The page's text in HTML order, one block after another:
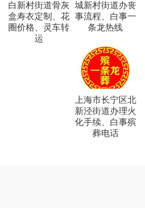
白新村街道骨灰
盒寿衣定制、花
圈价格、灵车转
运
城新村街道办丧
事流程、白事一
条龙热线
上海市长宁区北
新泾街道办理火
化手续、白事殡
葬电话